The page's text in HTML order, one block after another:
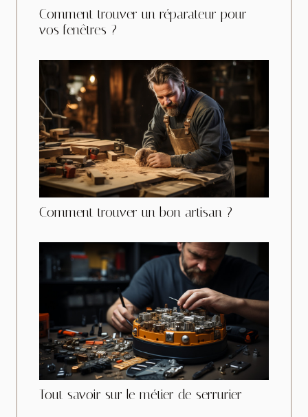
Comment trouver un réparateur pour
vos fenêtres ?
Comment trouver un bon artisan ?
Tout savoir sur le métier de serrurier